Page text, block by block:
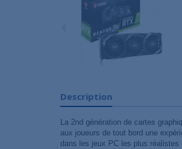
Description
La 2nd génération de cartes
aux joueurs de tout bord une
dans les jeux PC les plus réalistes